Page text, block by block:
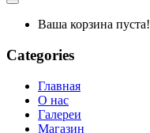
Ваша корзина пуста!
Categories
Главная
О нас
Галереи
Магазин